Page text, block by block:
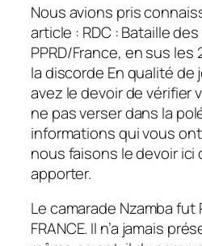
Nous avions pris
article : RDC : Bataille
PPRD/France, en sus
la discorde En qualité de
avez le devoir de vérifier
ne pas verser dans la
informations qui vous
nous faisons le devoir ici
apporter.
Le camarade Nzamba fut
FRANCE. Il n’a jamais